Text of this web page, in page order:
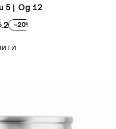
5 | Og 12
-20%